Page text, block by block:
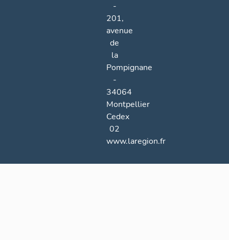
-
201,
avenue
de
la
Pompignane
-
34064
Montpellier
Cedex
02
www.laregion.fr